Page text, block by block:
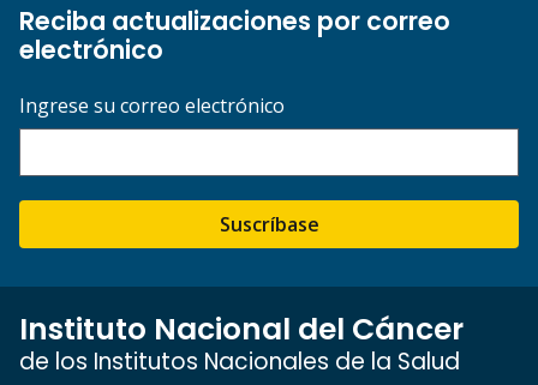
Reciba actualizaciones por correo
electrónico
Ingrese su correo electrónico
Suscríbase
Instituto Nacional del Cáncer
de los Institutos Nacionales de la Salud